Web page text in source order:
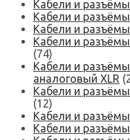
Кабели и
Кабели и
Кабели и
Кабели и
(74)
Кабели и
аналоговый XLR
Кабели и
(12)
Кабели и
Кабели и